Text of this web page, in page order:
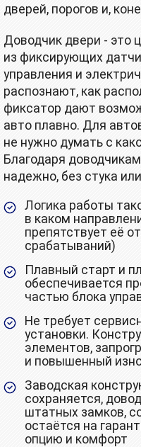
дверей, порогов и,
Доводчик двери - это
из фиксирующих
управления и
распознают, как
фиксатор дают
авто плавно. Для
не нужно думать с
Благодаря
надежно, без стука
Логика работы
в каком
препятствует её
срабатываний)
Плавный старт и
обеспечивается
частью блока
Не требует
установки.
элементов,
и повышенный
Заводская
сохраняется,
штатных замков,
остаётся на
опцию и комфорт